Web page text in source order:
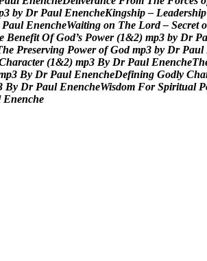
3 by Dr Paul EnencheKingship – Leadership
Paul EnencheWaiting on The Lord – Secret o
e Benefit Of God’s Power (1&2) mp3 by Dr Pa
he Preserving Power of God mp3 by Dr Paul
haracter (1&2) mp3 By Dr Paul EnencheTh
p3 By Dr Paul EnencheDefining Godly Cha
By Dr Paul EnencheWisdom For Spiritual P
Enenche